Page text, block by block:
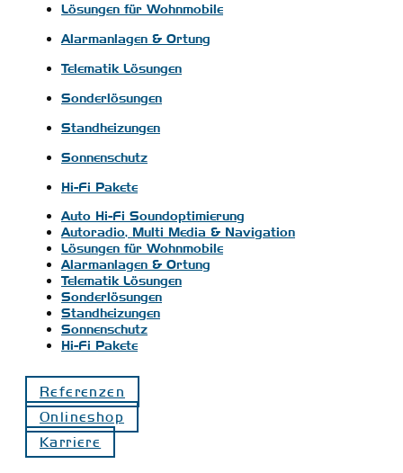
Lösungen für Wohnmobile
Alarmanlagen & Ortung
Telematik Lösungen
Sonderlösungen
Standheizungen
Sonnenschutz
Hi-Fi Pakete
Auto Hi-Fi Soundoptimierung
Autoradio, Multi Media & Navigation
Lösungen für Wohnmobile
Alarmanlagen & Ortung
Telematik Lösungen
Sonderlösungen
Standheizungen
Sonnenschutz
Hi-Fi Pakete
Referenzen
Onlineshop
Karriere